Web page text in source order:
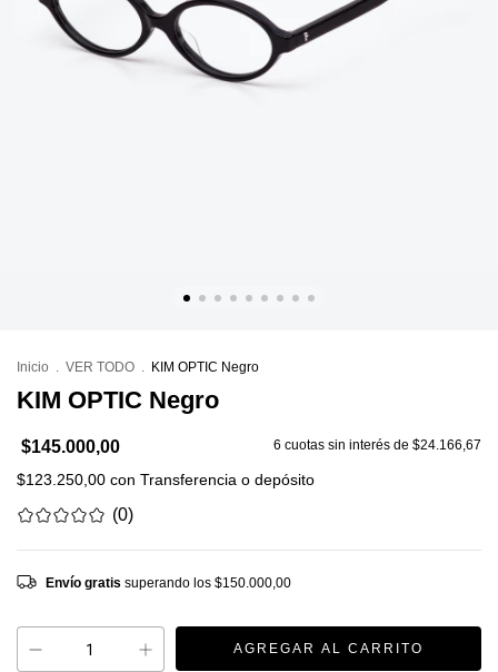
Inicio . VER TODO . KIM OPTIC Negro
KIM OPTIC Negro
$145.000,00 6 cuotas sin interés de $24.166,67
$123.250,00 con Transferencia o depósito
(0)
Envío gratis superando los $150.000,00